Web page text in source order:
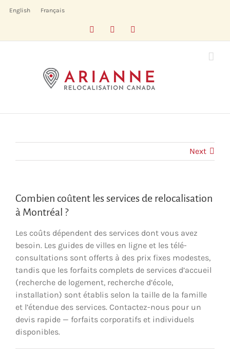
English Français
FacebookLinkedIn
Next
Combien coûtent les services de relocalisation
à Montréal ?
Les coûts dépendent des services dont vous avez
besoin. Les guides de villes en ligne et les télé-
consultations sont offerts à des prix fixes modestes,
tandis que les forfaits complets de services d’accueil
(recherche de logement, recherche d’école,
installation) sont établis selon la taille de la famille
et l’étendue des services. Contactez-nous pour un
devis rapide — forfaits corporatifs et individuels
disponibles.